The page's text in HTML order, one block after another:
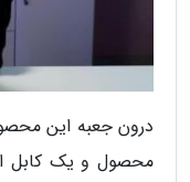
درون جعبه این
محصول و یک کابل